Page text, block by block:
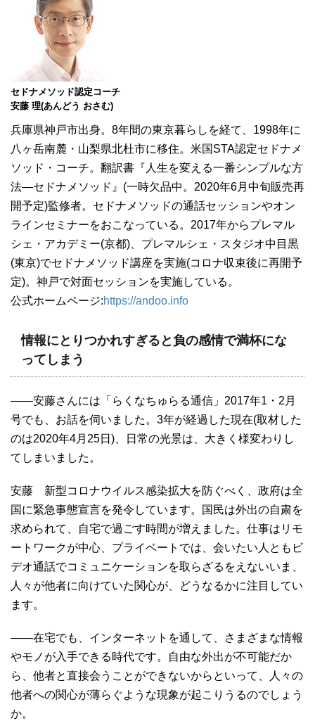
セドナメソッド認定コーチ
安藤 理(あんどう おさむ)
兵庫県神戸市出身。8年間の東京暮らしを経て、1998年に
八ヶ岳南麓・山梨県北杜市に移住。米国STA認定セドナメ
ソッド・コーチ。翻訳書『人生を変える一番シンプルな方
法―セドナメソッド』(一時欠品中。2020年6月中旬販売再
開予定)監修者。セドナメソッドの通話セッションやオン
ラインセミナーをおこなっている。2017年からプレマル
シェ・アカデミー(京都)、プレマルシェ・スタジオ中目黒
(東京)でセドナメソッド講座を実施(コロナ収束後に再開予
定)。神戸で対面セッションを実施している。
公式ホームページ:https://andoo.info
情報にとりつかれすぎると負の感情で満杯にな
ってしまう
――安藤さんには「らくなちゅらる通信」2017年1・2月
号でも、お話を伺いました。3年が経過した現在(取材した
のは2020年4月25日)、日常の光景は、大きく様変わりし
てしまいました。
安藤 新型コロナウイルス感染拡大を防ぐべく、政府は全
国に緊急事態宣言を発令しています。国民は外出の自粛を
求められて、自宅で過ごす時間が増えました。仕事はリモ
ートワークが中心、プライベートでは、会いたい人ともビ
デオ通話でコミュニケーションを取らざるをえないいま、
人々が他者に向けていた関心が、どうなるかに注目してい
ます。
――在宅でも、インターネットを通して、さまざまな情報
やモノが入手できる時代です。自由な外出が不可能だか
ら、他者と直接会うことができないからといって、人々の
他者への関心が薄らぐような現象が起こりうるのでしょう
か。